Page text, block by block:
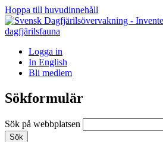
Hoppa till huvudinnehåll
Logga in
In English
Bli medlem
Sökformulär
Sök på webbplatsen